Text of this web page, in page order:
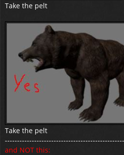
Take the pelt
Take the pelt
and NOT this: